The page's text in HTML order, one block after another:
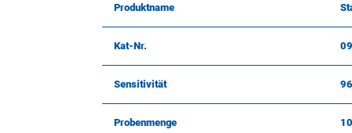
Produktname
Kat-Nr.
Sensitivität
Probenmenge